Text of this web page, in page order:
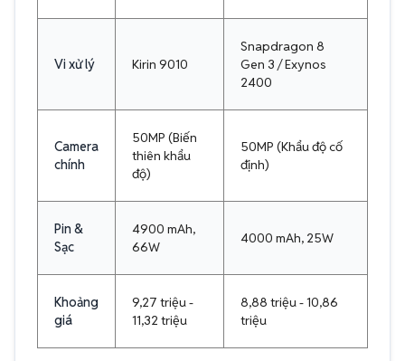
Vi xử lý Kirin 9010
Snapdragon 8
Gen 3 / Exynos
2400
Camera
chính
50MP (Biến
thiên khẩu
độ)
50MP (Khẩu độ cố
định)
Pin &
Sạc
4900 mAh,
66W
4000 mAh, 25W
Khoảng
giá
9,27 triệu -
11,32 triệu
8,88 triệu - 10,86
triệu